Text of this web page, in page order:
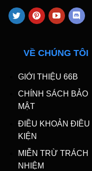
VỀ CHÚNG TÔI
GIỚI THIỆU 66B
CHÍNH SÁCH BẢO
MẬT
ĐIỀU KHOẢN ĐIỀU
KIỆN
MIỄN TRỪ TRÁCH
NHIỆM